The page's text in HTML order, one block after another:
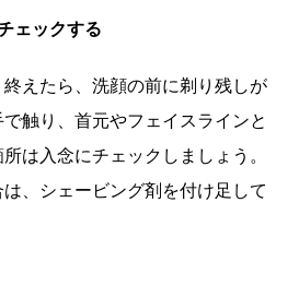
ェックする
えたら、洗顔の前に剃り残しが
触り、首元やフェイスラインと
は入念にチェックしましょう。
、シェービング剤を付け足して